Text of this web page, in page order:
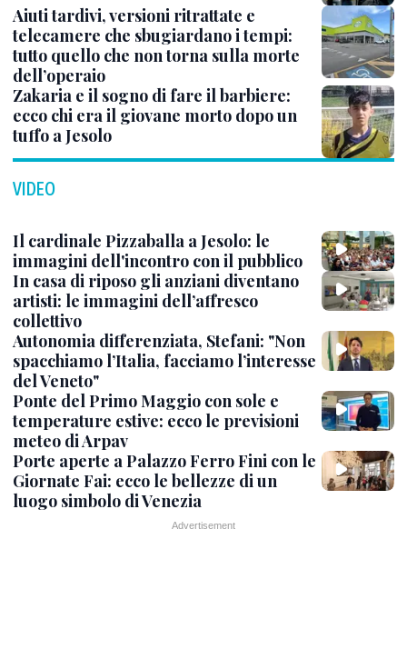
Aiuti tardivi, versioni ritrattate e
telecamere che sbugiardano i tempi:
tutto quello che non torna sulla morte
dell’operaio
Zakaria e il sogno di fare il barbiere:
ecco chi era il giovane morto dopo un
tuffo a Jesolo
VIDEO
Il cardinale Pizzaballa a Jesolo: le
immagini dell'incontro con il pubblico
In casa di riposo gli anziani diventano
artisti: le immagini dell’affresco
collettivo
Autonomia differenziata, Stefani: "Non
spacchiamo l’Italia, facciamo l’interesse
del Veneto"
Ponte del Primo Maggio con sole e
temperature estive: ecco le previsioni
meteo di Arpav
Porte aperte a Palazzo Ferro Fini con le
Giornate Fai: ecco le bellezze di un
luogo simbolo di Venezia